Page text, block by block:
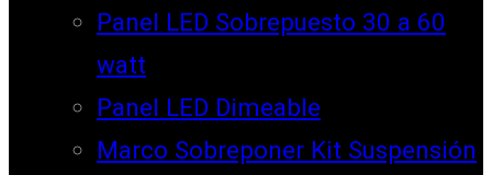
Panel LED Sobrepuesto 30 a 60
watt
Panel LED Dimeable
Marco Sobreponer Kit Suspensión